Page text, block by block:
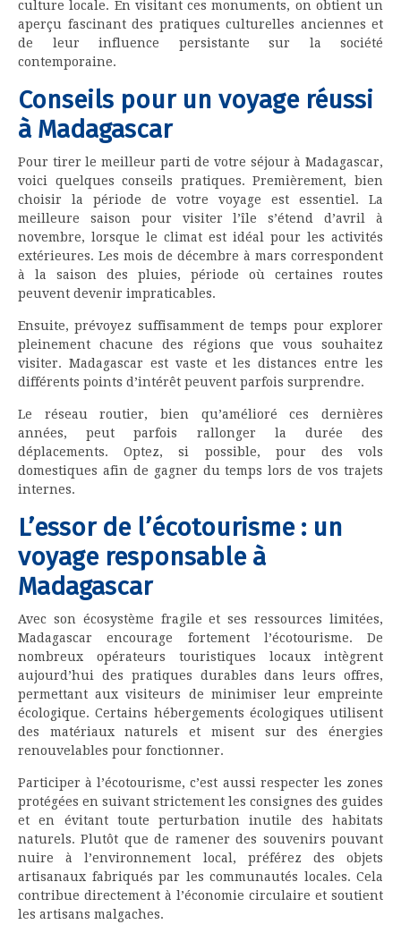
culture locale. En visitant ces monuments, on obtient un
aperçu fascinant des pratiques culturelles anciennes et
de leur influence persistante sur la société
contemporaine.
Conseils pour un voyage réussi
à Madagascar
Pour tirer le meilleur parti de votre séjour à Madagascar,
voici quelques conseils pratiques. Premièrement, bien
choisir la période de votre voyage est essentiel. La
meilleure saison pour visiter l’île s’étend d’avril à
novembre, lorsque le climat est idéal pour les activités
extérieures. Les mois de décembre à mars correspondent
à la saison des pluies, période où certaines routes
peuvent devenir impraticables.
Ensuite, prévoyez suffisamment de temps pour explorer
pleinement chacune des régions que vous souhaitez
visiter. Madagascar est vaste et les distances entre les
différents points d’intérêt peuvent parfois surprendre.
Le réseau routier, bien qu’amélioré ces dernières
années, peut parfois rallonger la durée des
déplacements. Optez, si possible, pour des vols
domestiques afin de gagner du temps lors de vos trajets
internes.
L’essor de l’écotourisme : un
voyage responsable à
Madagascar
Avec son écosystème fragile et ses ressources limitées,
Madagascar encourage fortement l’écotourisme. De
nombreux opérateurs touristiques locaux intègrent
aujourd’hui des pratiques durables dans leurs offres,
permettant aux visiteurs de minimiser leur empreinte
écologique. Certains hébergements écologiques utilisent
des matériaux naturels et misent sur des énergies
renouvelables pour fonctionner.
Participer à l’écotourisme, c’est aussi respecter les zones
protégées en suivant strictement les consignes des guides
et en évitant toute perturbation inutile des habitats
naturels. Plutôt que de ramener des souvenirs pouvant
nuire à l’environnement local, préférez des objets
artisanaux fabriqués par les communautés locales. Cela
contribue directement à l’économie circulaire et soutient
les artisans malgaches.